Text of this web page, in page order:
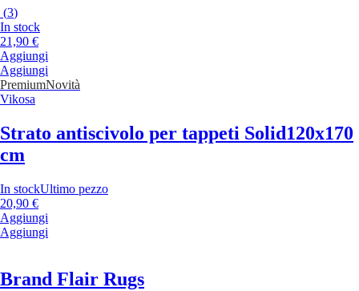
(3)
In stock
21,90 €
Aggiungi
Aggiungi
PremiumNovità
Vikosa
Strato antiscivolo per tappeti Solid120x170
cm
In stockUltimo pezzo
20,90 €
Aggiungi
Aggiungi
Brand Flair Rugs